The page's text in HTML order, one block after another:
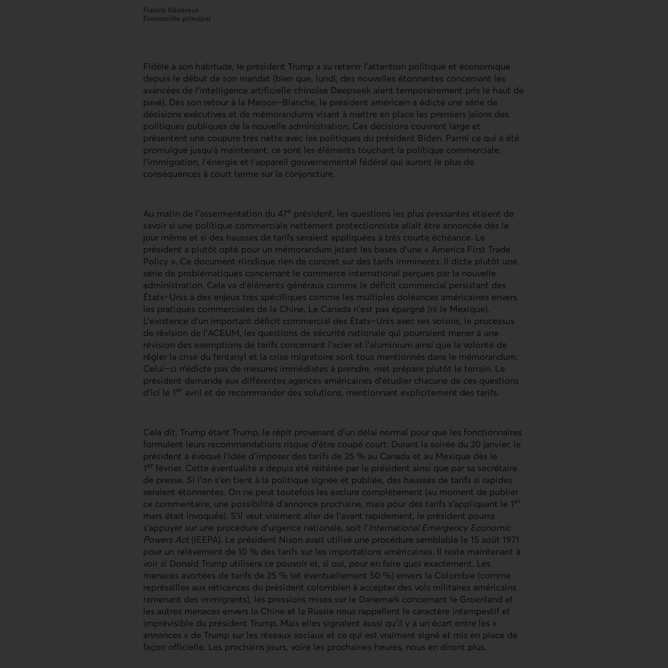
Francis Généreux
Économiste principal
Fidèle à son habitude, le président Trump a su retenir l’attention politique et économique
depuis le début de son mandat (bien que, lundi, des nouvelles étonnantes concernant les
avancées de l’intelligence artificielle chinoise Deepseek aient temporairement pris le haut de
pavé). Dès son retour à la Maison−Blanche, le président américain a édicté une série de
décisions exécutives et de mémorandums visant à mettre en place les premiers jalons des
politiques publiques de la nouvelle administration. Ces décisions couvrent large et
présentent une coupure très nette avec les politiques du président Biden. Parmi ce qui a été
promulgué jusqu’à maintenant, ce sont les éléments touchant la politique commerciale,
l’immigration, l’énergie et l’appareil gouvernemental fédéral qui auront le plus de
conséquences à court terme sur la conjoncture.
Au matin de l’assermentation du 47e président, les questions les plus pressantes étaient de
savoir si une politique commerciale nettement protectionniste allait être annoncée dès le
jour même et si des hausses de tarifs seraient appliquées à très courte échéance. Le
président a plutôt opté pour un mémorandum jetant les bases d’une « America First Trade
Policy ». Ce document n’indique rien de concret sur des tarifs imminents. Il dicte plutôt une
série de problématiques concernant le commerce international perçues par la nouvelle
administration. Cela va d’éléments généraux comme le déficit commercial persistant des
États−Unis à des enjeux très spécifiques comme les multiples doléances américaines envers
les pratiques commerciales de la Chine. Le Canada n'est pas épargné (ni le Mexique).
L’existence d’un important déficit commercial des États−Unis avec ses voisins, le processus
de révision de l’ACEUM, les questions de sécurité nationale qui pourraient mener à une
révision des exemptions de tarifs concernant l’acier et l’aluminium ainsi que la volonté de
régler la crise du fentanyl et la crise migratoire sont tous mentionnés dans le mémorandum.
Celui−ci n’édicte pas de mesures immédiates à prendre, met prépare plutôt le terrain. Le
président demande aux différentes agences américaines d'étudier chacune de ces questions
d'ici le 1er avril et de recommander des solutions, mentionnant explicitement des tarifs.
Cela dit, Trump étant Trump, le répit provenant d’un délai normal pour que les fonctionnaires
formulent leurs recommandations risque d’être coupé court. Durant la soirée du 20 janvier, le
président a évoqué l’idée d’imposer des tarifs de 25 % au Canada et au Mexique dès le
1er février. Cette éventualité a depuis été réitérée par le président ainsi que par sa secrétaire
de presse. Si l’on s'en tient à la politique signée et publiée, des hausses de tarifs si rapides
seraient étonnantes. On ne peut toutefois les exclure complètement (au moment de publier
ce commentaire, une possibilité d'annonce prochaine, mais pour des tarifs s'appliquant le 1er
mars était invoquée). S’il veut vraiment aller de l’avant rapidement, le président pourra
s'appuyer sur une procédure d'urgence nationale, soit l’International Emergency Economic
Powers Act(IEEPA). Le président Nixon avait utilisé une procédure semblable le 15 août 1971
pour un relèvement de 10 % des tarifs sur les importations américaines. Il reste maintenant à
voir si Donald Trump utilisera ce pouvoir et, si oui, pour en faire quoi exactement. Les
menaces avortées de tarifs de 25 % (et éventuellement 50 %) envers la Colombie (comme
représailles aux réticences du président colombien à accepter des vols militaires américains
ramenant des immigrants), les pressions mises sur le Danemark concernant le Groenland et
les autres menaces envers la Chine et la Russie nous rappellent le caractère intempestif et
imprévisible du président Trump. Mais elles signalent aussi qu’il y a un écart entre les «
annonces » de Trump sur les réseaux sociaux et ce qui est vraiment signé et mis en place de
façon officielle. Les prochains jours, voire les prochaines heures, nous en diront plus.